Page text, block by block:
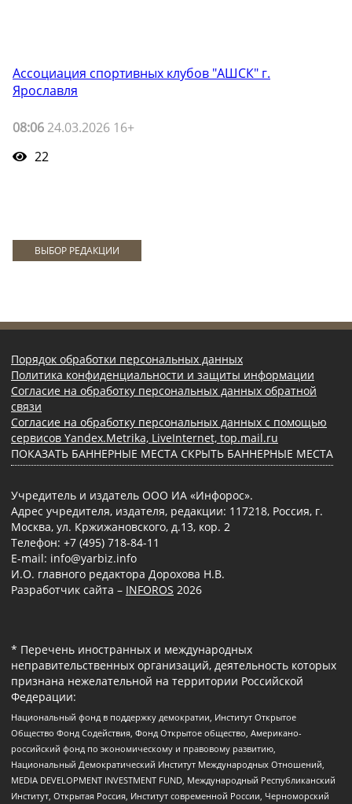
Ассоциация спортивных клубов "АШСК" г.
Ярославля
08:06 24.03.2026 16+
22
ВЫБОР РЕДАКЦИИ
Порядок обработки персональных данных
Политика конфиденциальности и защиты информации
Согласие на обработку персональных данных обратной
связи
Согласие на обработку персональных данных с помощью
сервисов Yandex.Metrika, LiveInternet, top.mail.ru
ПОКАЗАТЬ БАННЕРНЫЕ МЕСТА СКРЫТЬ БАННЕРНЫЕ МЕСТА
Учредитель и издатель ООО ИА «Инфорос».
Адрес учредителя, издателя, редакции: 117218, Россия, г.
Москва, ул. Кржижановского, д.13, кор. 2
Телефон: +7 (495) 718-84-11
E-mail: info@yarbiz.info
И.О. главного редактора Дорохова Н.В.
Разработчик сайта – INFOROS 2026
* Перечень иностранных и международных
неправительственных организаций, деятельность которых
признана нежелательной на территории Российской
Федерации:
Национальный фонд в поддержку демократии, Институт Открытое
Общество Фонд Содействия, Фонд Открытое общество, Американо-
российский фонд по экономическому и правовому развитию,
Национальный Демократический Институт Международных Отношений,
MEDIA DEVELOPMENT INVESTMENT FUND, Международный Республиканский
Институт, Открытая Россия, Институт современной России, Черноморский